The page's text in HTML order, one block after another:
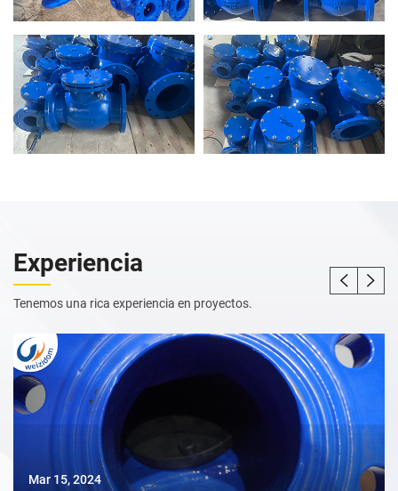
Experiencia
Tenemos una rica experiencia en proyectos.
Mar 15, 2024